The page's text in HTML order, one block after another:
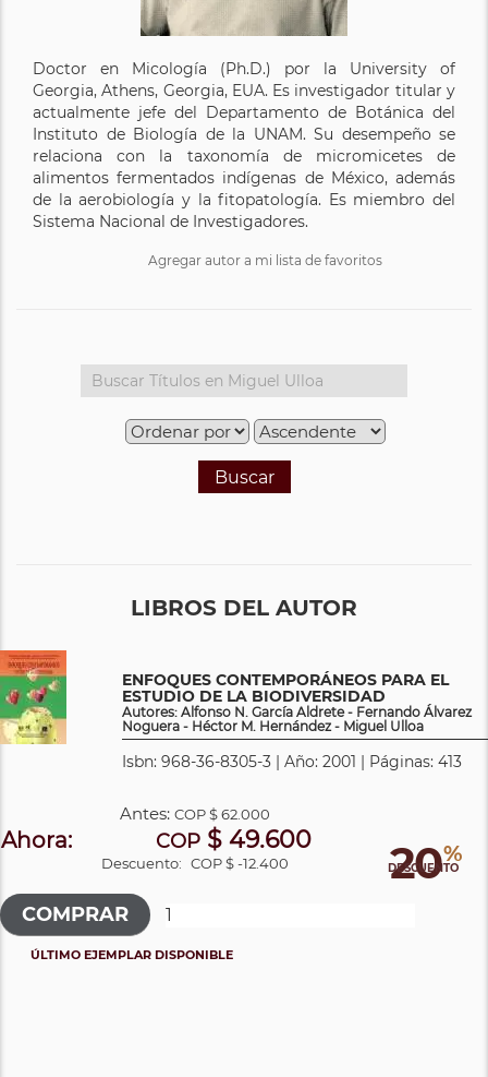
Doctor en Micología (Ph.D.) por la University of
Georgia, Athens, Georgia, EUA. Es investigador titular y
actualmente jefe del Departamento de Botánica del
Instituto de Biología de la UNAM. Su desempeño se
relaciona con la taxonomía de micromicetes de
alimentos fermentados indígenas de México, además
de la aerobiología y la fitopatología. Es miembro del
Sistema Nacional de Investigadores.
Agregar autor a mi lista de favoritos
Buscar
LIBROS DEL AUTOR
ENFOQUES CONTEMPORÁNEOS PARA EL
ESTUDIO DE LA BIODIVERSIDAD
Autores: Alfonso N. García Aldrete - Fernando Álvarez
Noguera - Héctor M. Hernández - Miguel Ulloa
Isbn: 968-36-8305-3 | Año: 2001 | Páginas: 413
20%
DESCUENTO
Antes:COP$ 62.000
Ahora: COP$ 49.600
Descuento: COP $ -12.400
ÚLTIMO EJEMPLAR DISPONIBLE